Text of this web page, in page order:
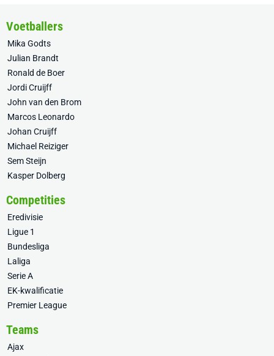
Voetballers
Mika Godts
Julian Brandt
Ronald de Boer
Jordi Cruijff
John van den Brom
Marcos Leonardo
Johan Cruijff
Michael Reiziger
Sem Steijn
Kasper Dolberg
Competities
Eredivisie
Ligue 1
Bundesliga
Laliga
Serie A
EK-kwalificatie
Premier League
Teams
Ajax